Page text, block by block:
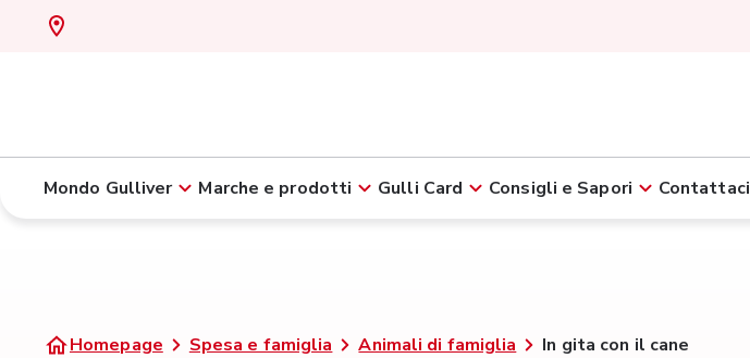
Mondo Gulliver Marche e prodotti Gulli Card Consigli e Sapori Contattaci
Homepage Spesa e famiglia Animali di famiglia In gita con il cane